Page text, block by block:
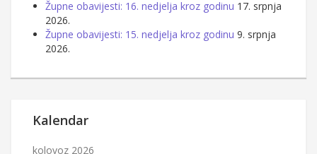
Župne obavijesti: 16. nedjelja kroz godinu 17. srpnja
2026.
Župne obavijesti: 15. nedjelja kroz godinu 9. srpnja
2026.
Kalendar
kolovoz 2026